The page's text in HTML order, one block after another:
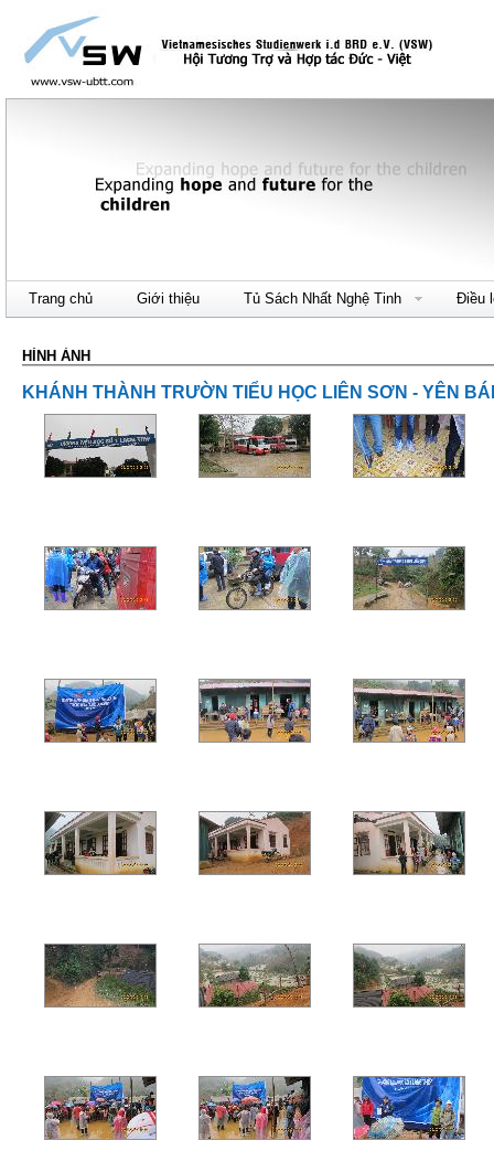
Trang chủ Giới thiệu Tủ Sách Nhất Nghệ Tinh Điều
HÌNH ẢNH
KHÁNH THÀNH TRƯỜN TIỂU HỌC LIÊN SƠN - YÊN BÁI